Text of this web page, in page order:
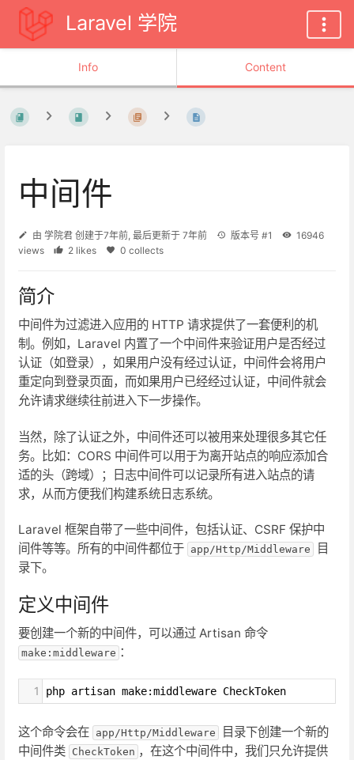
Laravel 学院
Info Content
中间件
由 学院君 创建于7年前, 最后更新于 7年前 版本号 #1
16946
views
2 likes 0 collects
简介
中间件为过滤进入应用的 HTTP 请求提供了一套便利的机
制。例如，Laravel 内置了一个中间件来验证用户是否经过
认证（如登录），如果用户没有经过认证，中间件会将用户
重定向到登录页面，而如果用户已经经过认证，中间件就会
允许请求继续往前进入下一步操作。
当然，除了认证之外，中间件还可以被用来处理很多其它任
务。比如：CORS 中间件可以用于为离开站点的响应添加合
适的头（跨域）；日志中间件可以记录所有进入站点的请
求，从而方便我们构建系统日志系统。
Laravel 框架自带了一些中间件，包括认证、CSRF 保护中
间件等等。所有的中间件都位于 app/Http/Middleware
目
录下。
定义中间件
要创建一个新的中间件，可以通过 Artisan 命令
make:middleware ：
1 php artisan make:middleware CheckToken
这个命令会在 app/Http/Middleware
目录下创建一个新的
中间件类 CheckToken ，在这个中间件中，我们只允许提供